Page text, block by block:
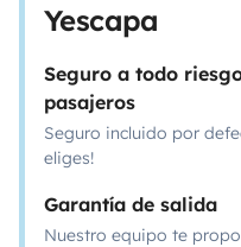
Yescapa
Seguro a todo
pasajeros
Seguro incluido por
eliges!
Garantía de salida
Nuestro equipo te